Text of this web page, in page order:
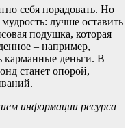
себя порадовать. Но
лучше оставить
подушка, которая
– например,
карманные деньги. В
станет опорой,
информации ресурса